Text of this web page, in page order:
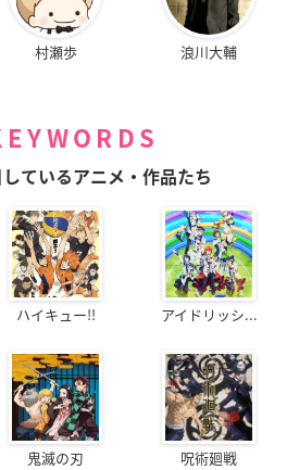
村瀬歩 浪川大輔
ているアニメ・作品たち
ハイキュー!! アイドリッシ...
鬼滅の刃 呪術廻戦